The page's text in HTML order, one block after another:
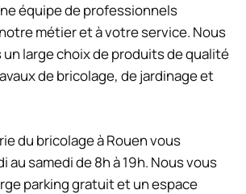
équipe de professionnels
métier et à votre service. Nous
large choix de produits de qualité
de bricolage, de jardinage et
du bricolage à Rouen vous
au samedi de 8h à 19h. Nous vous
parking gratuit et un espace